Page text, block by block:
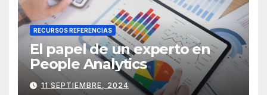
RECURSOS REFERENCIAS
El papel de un experto en
People Analytics
11 SEPTIEMBRE, 2024